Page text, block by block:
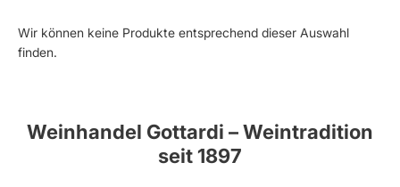
Wir können keine Produkte entsprechend dieser Auswahl
finden.
Weinhandel Gottardi – Weintradition
seit 1897